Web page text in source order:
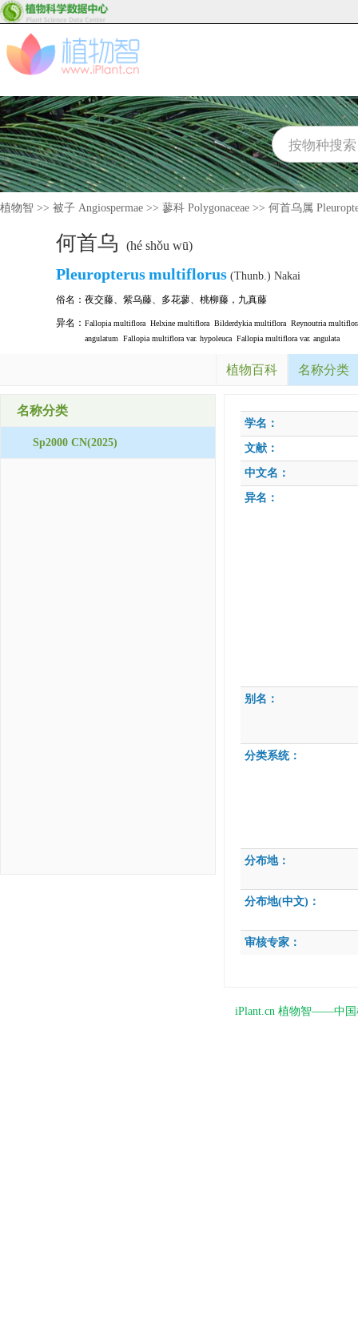
植物智 >> 被子 Angiospermae >> 蓼科 Polygonaceae >> 何首乌属
何首乌 (hé shǒu wū)
Pleuropterusmultiflorus (Thunb.) Nakai
俗名： 夜交藤、 紫乌藤、 多花蓼、 桃柳藤，九真藤
异名： Fallopia multiflora Helxine multiflora Bilderdykia multiflora Reynoutria
angulatum
Fallopia multiflora var. hypoleuca Fallopia multiflora var. angulata
植物百科 名称分类
名称分类
Sp2000 CN(2025)
学名：
文献：
中文名：
异名：
别名：
分类系统：
分布地：
分布地(中文)：
审核专家：
iPlant.cn 植物智——中国